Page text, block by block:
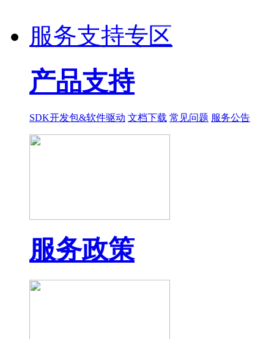
服务支持专区
产品支持
SDK开发包&软件驱动 文档下载 常见问题 服务公告
服务政策